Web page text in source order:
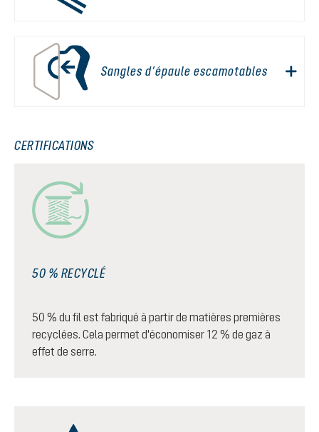
Sangles d’épaule escamotables
CERTIFICATIONS
50 % RECYCLÉ
50 % du fil est fabriqué à partir de matières premières
recyclées. Cela permet d'économiser 12 % de gaz à
effet de serre.